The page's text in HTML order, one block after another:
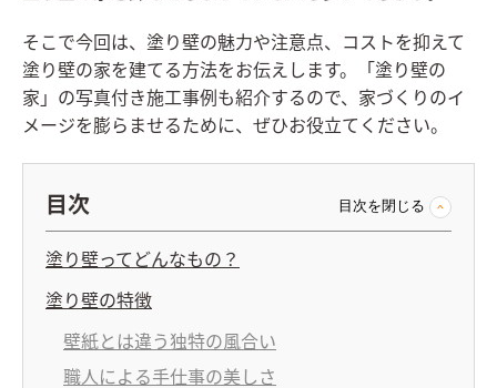
そこで今回は、塗り壁の魅力や注意点、コストを抑えて
塗り壁の家を建てる方法をお伝えします。「塗り壁の
家」の写真付き施工事例も紹介するので、家づくりのイ
メージを膨らませるために、ぜひお役立てください。
目次 目次を閉じる
塗り壁ってどんなもの？
塗り壁の特徴
壁紙とは違う独特の風合い
職人による手仕事の美しさ